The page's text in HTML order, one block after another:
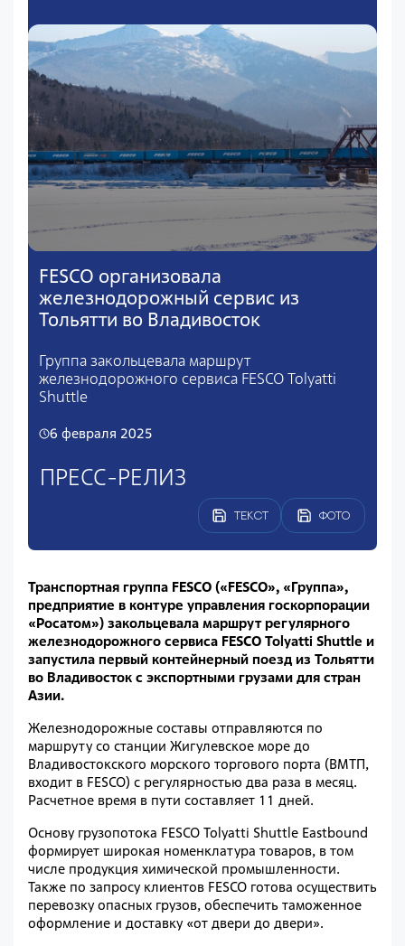
FESCO организовала
железнодорожный сервис из
Тольятти во Владивосток
Группа закольцевала маршрут
железнодорожного сервиса FESCO Tolyatti
Shuttle
6 февраля 2025
ПРЕСС-РЕЛИЗ
ТЕКСТ ФОТО
Транспортная группа FESCO («FESCO», «Группа»,
предприятие в контуре управления госкорпорации
«Росатом») закольцевала маршрут регулярного
железнодорожного сервиса FESCO Tolyatti Shuttle и
запустила первый контейнерный поезд из Тольятти
во Владивосток с экспортными грузами для стран
Азии.
Железнодорожные составы отправляются по
маршруту со станции Жигулевское море до
Владивостокского морского торгового порта (ВМТП,
входит в FESCO) с регулярностью два раза в месяц.
Расчетное время в пути составляет 11 дней.
Основу грузопотока FESCO Tolyatti Shuttle Eastbound
формирует широкая номенклатура товаров, в том
числе продукция химической промышленности.
Также по запросу клиентов FESCO готова осуществить
перевозку опасных грузов, обеспечить таможенное
оформление и доставку «от двери до двери».